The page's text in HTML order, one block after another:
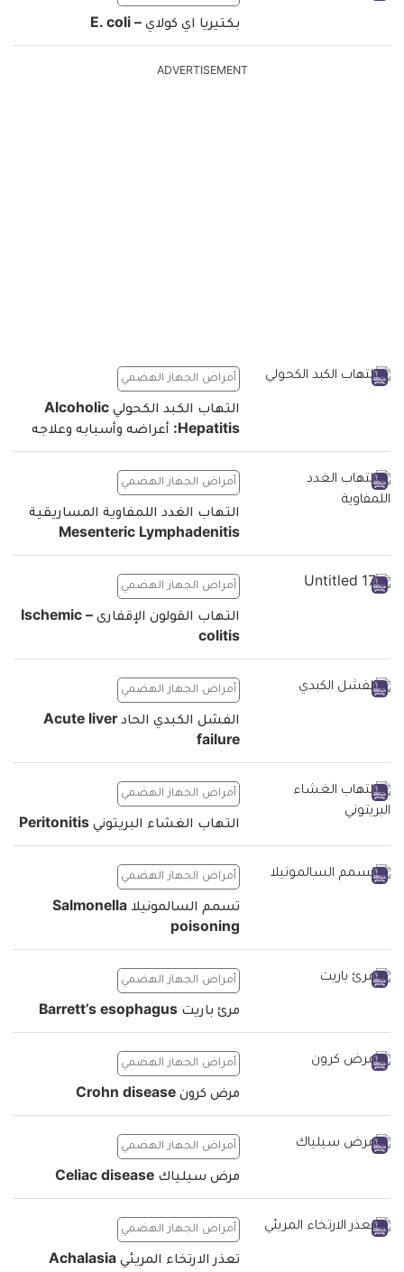
بكتيريا اي كولاي – E. coli
ADVERTISEMENT
أمراض الجهاز الهضمي
التهاب الكبد الكحولي Alcoholic
Hepatitis: أعراضه وأسبابه وعلاجه
أمراض الجهاز الهضمي
التهاب الغدد اللمفاوية المساريقية
Mesenteric Lymphadenitis
أمراض الجهاز الهضمي
التهاب القولون الإقفارى – Ischemic
colitis
أمراض الجهاز الهضمي
الفشل الكبدي الحاد Acute liver
failure
أمراض الجهاز الهضمي
التهاب الغشاء البريتوني Peritonitis
أمراض الجهاز الهضمي
تسمم السالمونيلا Salmonella
poisoning
أمراض الجهاز الهضمي
مرئ باريت Barrett’s esophagus
أمراض الجهاز الهضمي
مرض كرون Crohn disease
أمراض الجهاز الهضمي
مرض سيلياك Celiac disease
أمراض الجهاز الهضمي
تعذر الارتخاء المريئي Achalasia